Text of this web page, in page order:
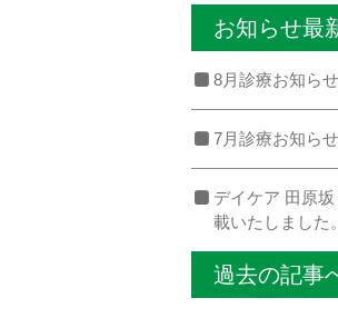
お知らせ最
8月診療お知らせ
7月診療お知らせ
デイケア 田原
載いたしました。
過去の記事